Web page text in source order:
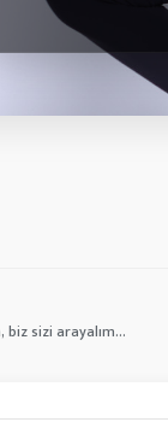
sizi arayalım...